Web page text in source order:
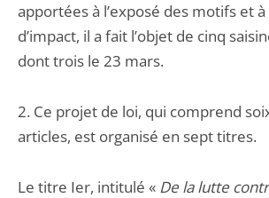
apportées à l’exposé des motifs et à
d’impact, il a fait l’objet de cinq
dont trois le 23 mars.
2. Ce projet de loi, qui comprend
articles, est organisé en sept titres.
Le titre Ier, intitulé « De la lutte